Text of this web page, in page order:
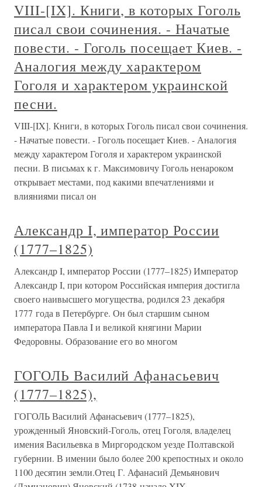
VIII-[IX]. Книги, в которых Гоголь
писал свои сочинения. - Начатые
повести. - Гоголь посещает Киев. -
Аналогия между характером
Гоголя и характером украинской
песни.
VIII-[IX]. Книги, в которых Гоголь писал свои сочинения.
- Начатые повести. - Гоголь посещает Киев. - Аналогия
между характером Гоголя и характером украинской
песни. В письмах к г. Максимовичу Гоголь ненароком
открывает местами, под какими впечатлениями и
влияниями писал он
Александр I, император России
(1777–1825)
Александр I, император России (1777–1825) Император
Александр I, при котором Российская империя достигла
своего наивысшего могущества, родился 23 декабря
1777 года в Петербурге. Он был старшим сыном
императора Павла I и великой княгини Марии
Федоровны. Образование его во многом
ГОГОЛЬ Василий Афанасьевич
(1777–1825),
ГОГОЛЬ Василий Афанасьевич (1777–1825),
урожденный Яновский-Гоголь, отец Гоголя, владелец
имения Васильевка в Миргородском уезде Полтавской
губернии. В имении было более 200 крепостных и около
1100 десятин земли.Отец Г. Афанасий Демьянович